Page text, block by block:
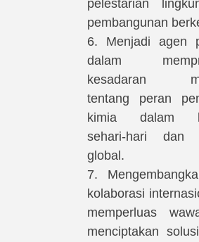
pelestarian
pembangunan
6. Menjadi agen
dalam
kesadaran
tentang peran
kimia dalam
sehari-hari dan
global.
7.
kolaborasi
memperluas
menciptakan